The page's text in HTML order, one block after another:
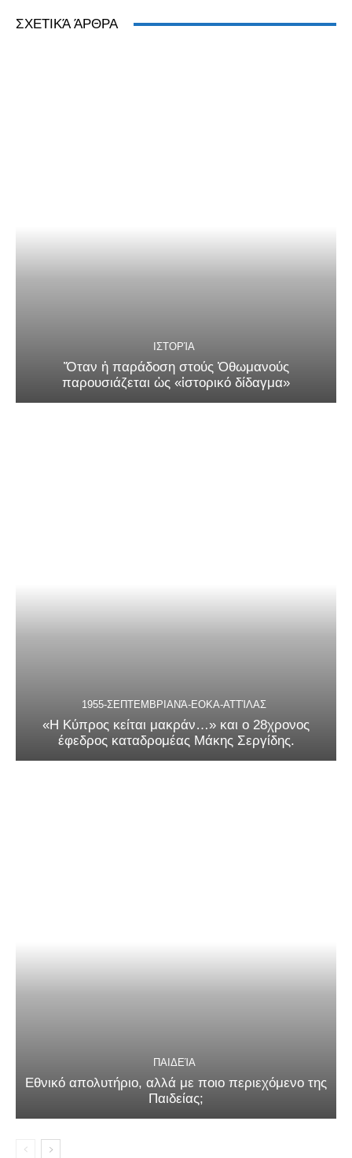
ΣΧΕΤΙΚΆ ΆΡΘΡΑ
ΙΣΤΟΡΊΑ
Ὅταν ἡ παράδοση στούς Ὀθωμανούς
παρουσιάζεται ὡς «ἱστορικό δίδαγμα»
1955-ΣΕΠΤΕΜΒΡΙΑΝΆ-ΕΟΚΑ-ΑΤΤΊΛΑΣ
«Η Κύπρος κείται μακράν…» και ο 28χρονος
έφεδρος καταδρομέας Μάκης Σεργίδης.
ΠΑΙΔΕΊΑ
Εθνικό απολυτήριο, αλλά με ποιο περιεχόμενο της
Παιδείας;